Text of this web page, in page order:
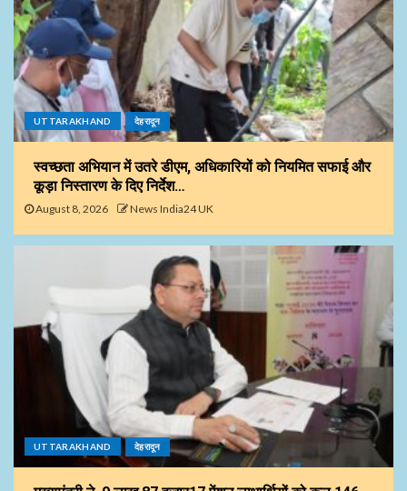
UTTARAKHAND देहरादून
स्वच्छता अभियान में उतरे डीएम, अधिकारियों को नियमित सफाई और
कूड़ा निस्तारण के दिए निर्देश…
August 8, 2026 News India24 UK
UTTARAKHAND देहरादून